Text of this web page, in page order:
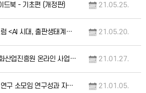
드북 - 기초편 (개정판) 21.05.25.
2021 출판트렌드 포럼 <AI 시대, 출판생태계의 영향과 전망> 자료집 21.05.20.
2021년 한국출판문화산업진흥원 온라인 사업설명회 자료 21.01.27.
2020 출판문화산업 연구 소모임 연구성과 자료집 21.01.05.